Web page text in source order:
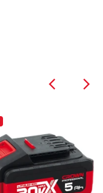
arrow_back_ios arrow_back_ios